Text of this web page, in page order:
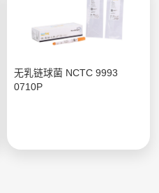
无乳链球菌 NCTC 9993
0710P